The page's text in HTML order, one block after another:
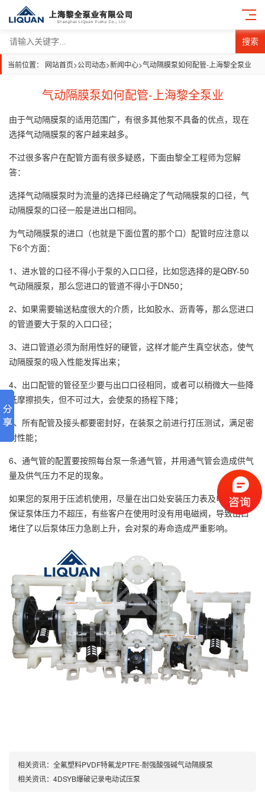
搜索
当前位置： 网站首页>公司动态>新闻中心>气动隔膜泵如何配管-上海黎全泵业
气动隔膜泵如何配管-上海黎全泵业
由于气动隔膜泵的适用范围广，有很多其他泵不具备的优点，现在
选择气动隔膜泵的客户越来越多。
不过很多客户在配管方面有很多疑惑，下面由黎全工程师为您解
答：
选择气动隔膜泵时为流量的选择已经确定了气动隔膜泵的口径，气
动隔膜泵的口径一般是进出口相同。
为气动隔膜泵的进口（也就是下面位置的那个口）配管时应注意以
下6个方面：
1、进水管的口径不得小于泵的入口口径，比如您选择的是QBY-50
气动隔膜泵，那么您进口的管道不得小于DN50；
2、如果需要输送粘度很大的介质，比如胶水、沥青等，那么您进口
的管道要大于泵的入口口径；
3、进口管道必须为耐用性好的硬管，这样才能产生真空状态，使气
动隔膜泵的吸入性能发挥出来；
4、出口配管的管径至少要与出口口径相同，或者可以稍微大一些降
低摩擦损失，但不可过大，会使泵的扬程下降；
5、所有配管及接头都要密封好，在装泵之前进行打压测试，满足密
封性能；
6、通气管的配置要按照每台泵一条通气管，并用通气管会造成供气
量及供气压力不足的现象。
如果您的泵用于压滤机使用，尽量在出口处安装压力表及电磁阀，
保证泵体压力不超压，有些客户在使用时没有用电磁阀，导致出口
堵住了以后泵体压力急剧上升，会对泵的寿命造成严重影响。
相关资讯： 全氟塑料PVDF特氟龙PTFE-耐强酸强碱气动隔膜泵
相关资讯： 4DSYB爆破记录电动试压泵